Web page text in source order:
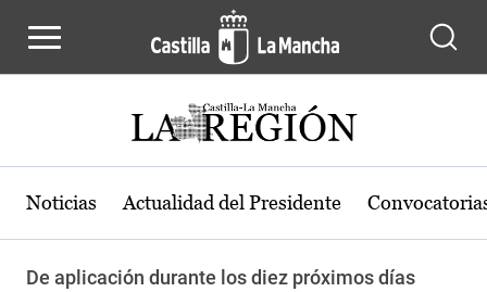
Noticias Actualidad del Presidente
De aplicación durante los diez próximos días